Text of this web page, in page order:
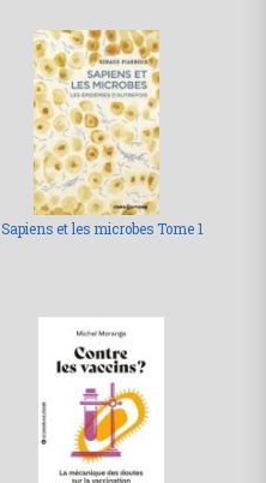
Sapiens et les microbes Tome 1